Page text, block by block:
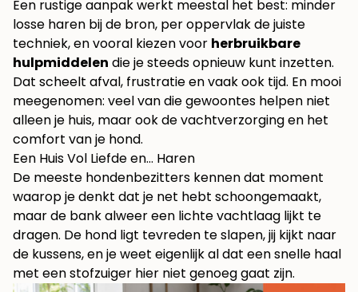
Een rustige aanpak werkt meestal het best: minder
losse haren bij de bron, per oppervlak de juiste
techniek, en vooral kiezen voor herbruikbare
hulpmiddelen die je steeds opnieuw kunt inzetten.
Dat scheelt afval, frustratie en vaak ook tijd. En mooi
meegenomen: veel van die gewoontes helpen niet
alleen je huis, maar ook de vachtverzorging en het
comfort van je hond.
Een Huis Vol Liefde en… Haren
De meeste hondenbezitters kennen dat moment
waarop je denkt dat je net hebt schoongemaakt,
maar de bank alweer een lichte vachtlaag lijkt te
dragen. De hond ligt tevreden te slapen, jij kijkt naar
de kussens, en je weet eigenlijk al dat een snelle haal
met een stofzuiger hier niet genoeg gaat zijn.